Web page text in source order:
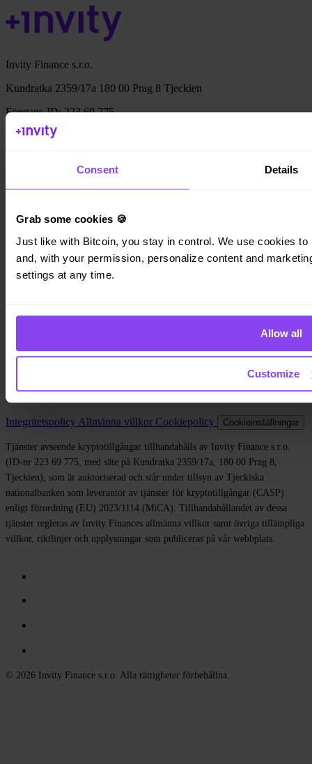
Consent Details
Grab some cookies 🍪
Just like with Bitcoin, you stay in control. We use cookies
and, with your permission, personalize content and
settings at any time.
Allow all
Customize
Invity Finance s.r.o.
Kundratka 2359/17a 180 00 Prag 8 Tjeckien
Företags-ID: 223 69 775
Företag
Turbo Köp
Tjäna Bitcoin
Private
Media
Integritetspolicy Allmänna villkor Cookiepolicy Cookieinställningar
Tjänster avseende kryptotillgångar tillhandahålls av Invity Finance s.r.o.
(ID-nr 223 69 775, med säte på Kundratka 2359/17a, 180 00 Prag 8,
Tjeckien), som är auktoriserad och står under tillsyn av Tjeckiska
nationalbanken som leverantör av tjänster för kryptotillgångar (CASP)
enligt förordning (EU) 2023/1114 (MiCA). Tillhandahållandet av dessa
tjänster regleras av Invity Finances allmänna villkor samt övriga tillämpliga
villkor, riktlinjer och upplysningar som publiceras på vår webbplats.
© 2026 Invity Finance s.r.o. Alla rättigheter förbehållna.